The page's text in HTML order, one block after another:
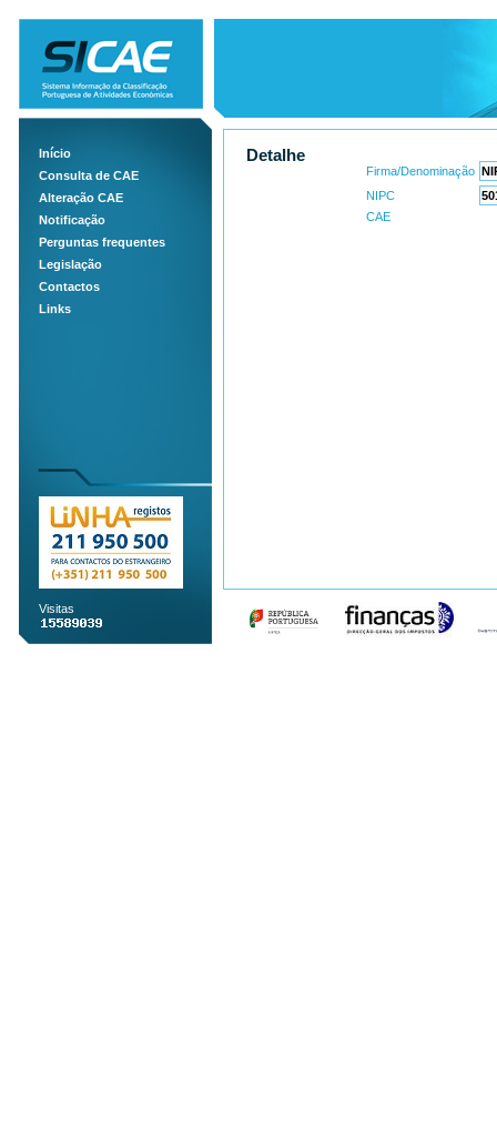
Início
Consulta de CAE
Alteração CAE
Notificação
Perguntas frequentes
Legislação
Contactos
Links
Visitas
Detalhe
Firma/Denominação
NIPC
CAE